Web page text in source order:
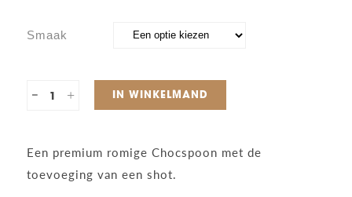
Smaak
Chocspoon
shot
quantity
IN WINKELMAND
Een premium romige Chocspoon met de
toevoeging van een shot.